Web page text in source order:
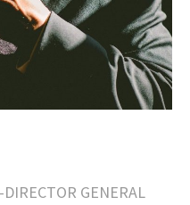
DIRECTOR GENERAL